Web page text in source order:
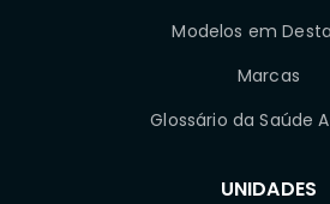
Modelos em
Marcas
Glossário da Saúde
UNIDADES